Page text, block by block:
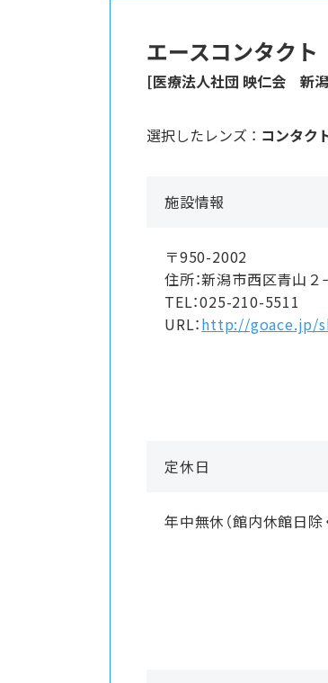
エースコンタク
[医療法人社団 映仁会 新
選択したレンズ ： コンタク
施設情報
〒950-2002
住所：新潟市西区青山
TEL：025-210-5511
URL：http://goace.jp/
定休日
年中無休（館内休館日除